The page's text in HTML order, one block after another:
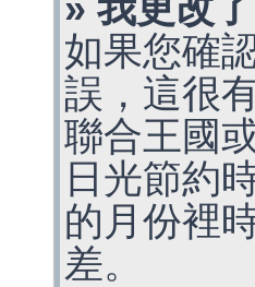
» 我更改
如果您確
誤，這很
聯合王國
日光節約
的月份裡
差。